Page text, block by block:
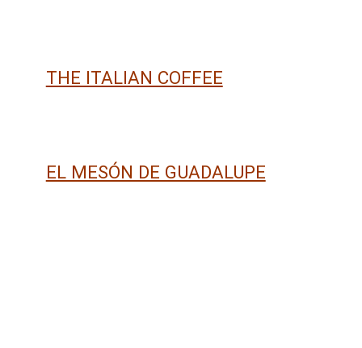
THE ITALIAN COFFEE
EL MESÓN DE GUADALUPE